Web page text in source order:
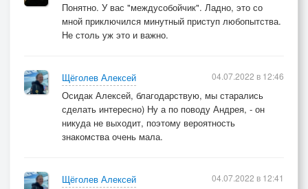
Понятно. У вас "междусобойчик". Ладно, это со
мной приключился минутный приступ любопытства.
Не столь уж это и важно.
Щёголев Алексей
Осидак Алексей, благодарствую, мы старались
сделать интересно) Ну а по поводу Андрея, - он
никуда не выходит, поэтому вероятность
знакомства очень мала.
04.07.2022 в 12:46
Щёголев Алексей
04.07.2022 в 12:41